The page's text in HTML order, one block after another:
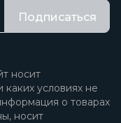
Подписаться
носит
условиях не
о товарах
носит